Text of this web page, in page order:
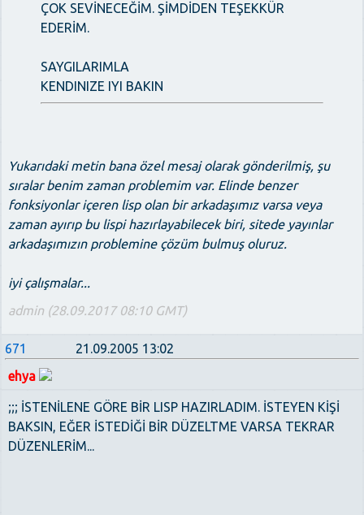
ÇOK SEVİNECEĞİM. ŞİMDİDEN TEŞEKKÜR
EDERİM.
SAYGILARIMLA
KENDINIZE IYI BAKIN
Yukarıdaki metin bana özel mesaj olarak gönderilmiş, şu
sıralar benim zaman problemim var. Elinde benzer
fonksiyonlar içeren lisp olan bir arkadaşımız varsa veya
zaman ayırıp bu lispi hazırlayabilecek biri, sitede yayınlar
arkadaşımızın problemine çözüm bulmuş oluruz.
iyi çalışmalar...
admin (28.09.2017 08:10 GMT)
671
21.09.2005 13:02
ehya
;;; İSTENİLENE GÖRE BİR LISP HAZIRLADIM. İSTEYEN KİŞİ
BAKSIN, EĞER İSTEDİĞİ BİR DÜZELTME VARSA TEKRAR
DÜZENLERİM...